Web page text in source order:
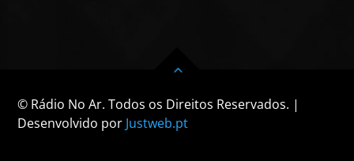
© Rádio No Ar. Todos os Direitos Reservados. |
Desenvolvido por Justweb.pt